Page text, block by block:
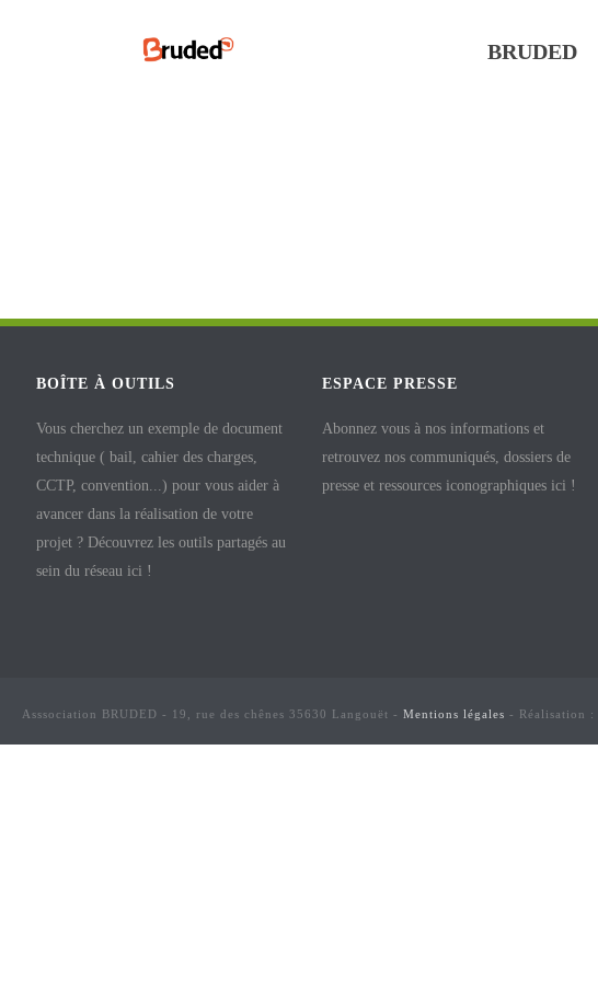
BRUDED
BOÎTE À OUTILS
Vous cherchez un exemple de document
technique ( bail, cahier des charges,
CCTP, convention...) pour vous aider à
avancer dans la réalisation de votre
projet ? Découvrez les outils partagés au
sein du réseau ici !
ESPACE PRESSE
Abonnez vous à nos informations et
retrouvez nos communiqués, dossiers de
presse et ressources iconographiques ici !
Asssociation BRUDED - 19, rue des chênes 35630 Langouët - Mentions légales - Réalisation :